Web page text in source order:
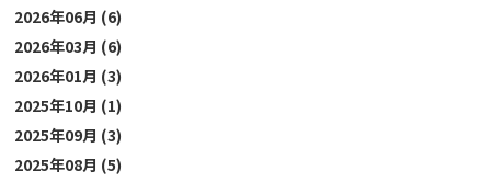
2026年06月 (6)
2026年03月 (6)
2026年01月 (3)
2025年10月 (1)
2025年09月 (3)
2025年08月 (5)